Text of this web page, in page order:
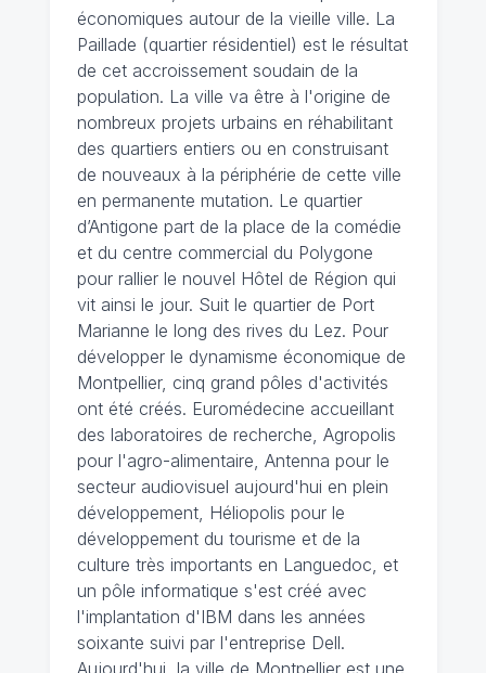
économiques autour de la vieille ville. La
Paillade (quartier résidentiel) est le résultat
de cet accroissement soudain de la
population. La ville va être à l'origine de
nombreux projets urbains en réhabilitant
des quartiers entiers ou en construisant
de nouveaux à la périphérie de cette ville
en permanente mutation. Le quartier
d’Antigone part de la place de la comédie
et du centre commercial du Polygone
pour rallier le nouvel Hôtel de Région qui
vit ainsi le jour. Suit le quartier de Port
Marianne le long des rives du Lez. Pour
développer le dynamisme économique de
Montpellier, cinq grand pôles d'activités
ont été créés. Euromédecine accueillant
des laboratoires de recherche, Agropolis
pour l'agro-alimentaire, Antenna pour le
secteur audiovisuel aujourd'hui en plein
développement, Héliopolis pour le
développement du tourisme et de la
culture très importants en Languedoc, et
un pôle informatique s'est créé avec
l'implantation d'IBM dans les années
soixante suivi par l'entreprise Dell.